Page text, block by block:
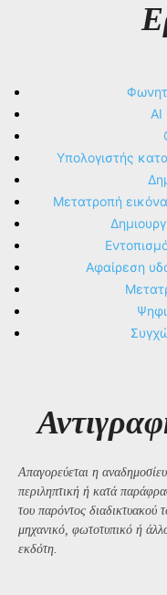
AI
Υπολογιστής
Μετατροπή
Αφαίρεση
Απαγορεύεται η
περιληπτική ή κατά
του παρόντος διαδικτυακού
μηχανικό, φωτοτυπικό ή
εκδότη.